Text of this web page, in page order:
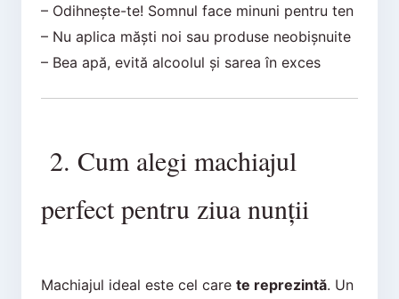
– Odihnește-te! Somnul face minuni pentru ten
– Nu aplica măști noi sau produse neobișnuite
– Bea apă, evită alcoolul și sarea în exces
2. Cum alegi machiajul
perfect pentru ziua nunții
Machiajul ideal este cel care te reprezintă. Un